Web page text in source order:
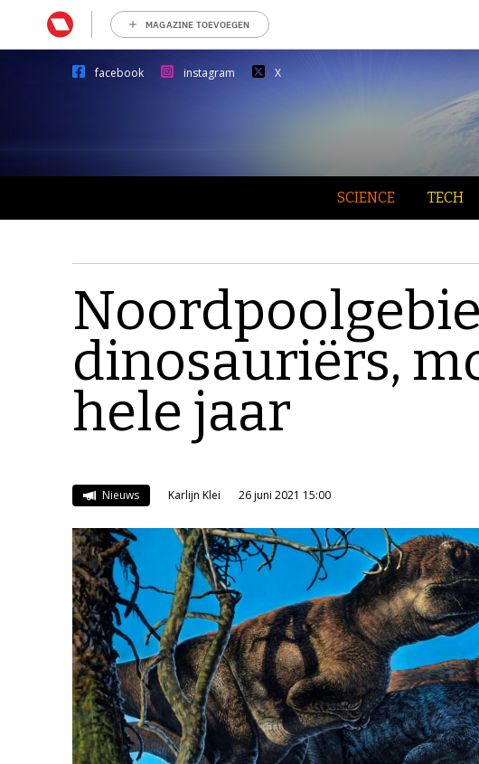
MAGAZINE TOEVOEGEN
facebook instagram X
SCIENCE TECH
dinosauriërs,
hele jaar
Nieuws Karlijn Klei 26 juni 2021 15:00